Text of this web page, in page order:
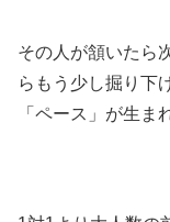
その人が頷いたら
らもう少し掘り下
「ペース」が生ま